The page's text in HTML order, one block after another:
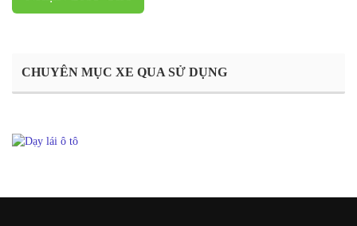
CHUYÊN MỤC XE QUA SỬ DỤNG